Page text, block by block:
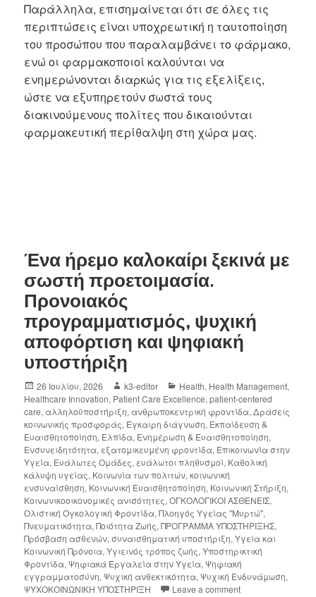
Παράλληλα, επισημαίνεται ότι σε όλες τις
περιπτώσεις είναι υποχρεωτική η ταυτοποίηση
του προσώπου που παραλαμβάνει το φάρμακο,
ενώ οι φαρμακοποιοί καλούνται να
ενημερώνονται διαρκώς για τις εξελίξεις,
ώστε να εξυπηρετούν σωστά τους
διακινούμενους πολίτες που δικαιούνται
φαρμακευτική περίθαλψη στη χώρα μας.
Ένα ήρεμο καλοκαίρι ξεκινά με
σωστή προετοιμασία.
Προνοιακός
προγραμματισμός, ψυχική
αποφόρτιση και ψηφιακή
υποστήριξη
26 Ιουλίου, 2026 k3-editor Health, Health Management,
Healthcare Innovation, Patient Care Excellence,patient-centered
care, αλληλοϋποστήριξη, ανθρωποκεντρική φροντίδα,Δράσεις
κοινωνικής προσφοράς, Έγκαιρη διάγνωση, Εκπαίδευση &
Ευαισθητοποίηση, Ελπίδα, Ενημέρωση & Ευαισθητοποίηση,
Ενσυνειδητότητα, εξατομικευμένη φροντίδα, Επικοινωνία στην
Υγεία, Ευάλωτες Ομάδες, ευάλωτοι πληθυσμοί, Καθολική
κάλυψη υγείας, Κοινωνία των πολιτών,κοινωνική
ενσυναίσθηση, Κοινωνική Ευαισθητοποίηση, Κοινωνική Στήριξη,
Κοινωνικοοικονομικές ανισότητες,ΟΓΚΟΛΟΓΙΚΟΙ ΑΣΘΕΝΕΙΣ,
Ολιστική Ογκολογική Φροντίδα,Πλοηγός Υγείας "Μυρτώ",
Πνευματικότητα,Ποιότητα Ζωής,ΠΡΟΓΡΑΜΜΑ ΥΠΟΣΤΗΡΙΞΗΣ,
Πρόσβαση ασθενών,συναισθηματική υποστήριξη,Υγεία και
Κοινωνική Πρόνοια,Υγιεινός τρόπος ζωής,Υποστηρικτική
Φροντίδα,Ψηφιακά Εργαλεία στην Υγεία,Ψηφιακή
εγγραμματοσύνη,Ψυχική ανθεκτικότητα,Ψυχική Ενδυνάμωση,
ΨΥΧΟΚΟΙΝΩΝΙΚΗ ΥΠΟΣΤΗΡΙΞΗ
Leave a comment